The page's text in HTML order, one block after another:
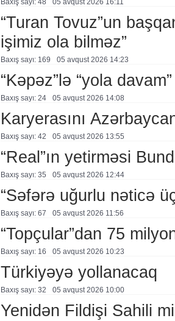
Baxış sayı: 48 05 avqust 2026 16:11
“Turan Tovuz”un
işimiz ola bilməz”
Baxış sayı: 169 05 avqust 2026 14:23
“Kəpəz”lə “yola
Baxış sayı: 24 05 avqust 2026 14:08
Karyerasını
Baxış sayı: 42 05 avqust 2026 13:55
“Real”ın yetirməsi
Baxış sayı: 35 05 avqust 2026 12:44
“Səfərə uğurlu nəticə
Baxış sayı: 67 05 avqust 2026 11:56
“Topçular”dan 75
Baxış sayı: 16 05 avqust 2026 10:23
Türkiyəyə yollanacaq
Baxış sayı: 32 05 avqust 2026 10:00
Yenidən Fildişi Sahili